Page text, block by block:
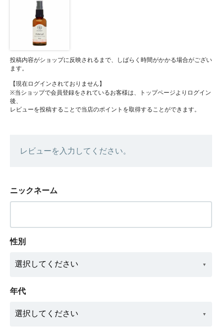
投稿内容がショップに反映されるまで、しばらく時間がかかる場合がござい
ます。
【現在ログインされておりません】
※当ショップで会員登録をされているお客様は、トップページよりログイン
後、
レビューを投稿することで当店のポイントを取得することができます。
レビューを入力してください。
ニックネーム
性別
年代